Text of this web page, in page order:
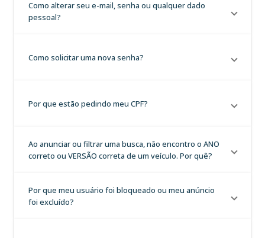
Como alterar seu e-mail, senha ou qualquer dado
pessoal?
Como solicitar uma nova senha?
Por que estão pedindo meu CPF?
Ao anunciar ou filtrar uma busca, não encontro o ANO
correto ou VERSÃO correta de um veículo. Por quê?
Por que meu usuário foi bloqueado ou meu anúncio
foi excluído?